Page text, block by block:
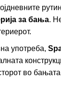
за бања.
употреба,
во